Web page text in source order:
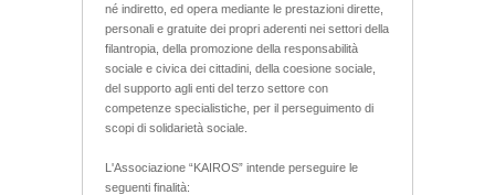
né indiretto, ed opera mediante le prestazioni dirette,
personali e gratuite dei propri aderenti nei settori della
filantropia, della promozione della responsabilità
sociale e civica dei cittadini, della coesione sociale,
del supporto agli enti del terzo settore con
competenze specialistiche, per il perseguimento di
scopi di solidarietà sociale.
L'Associazione “KAIROS” intende perseguire le
seguenti finalità: